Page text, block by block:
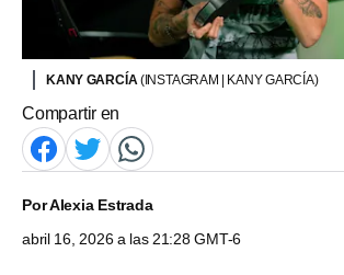
KANY GARCÍA(INSTAGRAM | KANY GARCÍA)
Compartir en
PorAlexia Estrada
abril 16, 2026 a las 21:28 GMT-6